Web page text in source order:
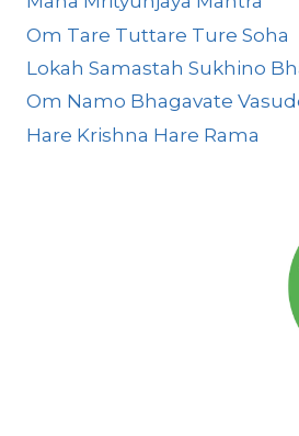
Om Tare Tuttare Ture Soha
Lokah Samastah Sukhino
Om Namo Bhagavate
Hare Krishna Hare Rama